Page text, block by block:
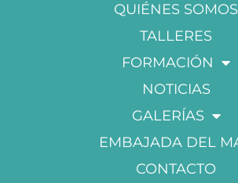
QUIÉNES SOMOS
TALLERES
FORMACIÓN
NOTICIAS
GALERÍAS
EMBAJADA DEL
CONTACTO